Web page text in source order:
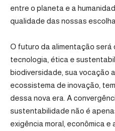
entre o planeta e a
qualidade das nossas
O futuro da alimentação será
tecnologia, ética e
biodiversidade, sua vocação
ecossistema de inovação,
dessa nova era. A
sustentabilidade não é
exigência moral, econômica